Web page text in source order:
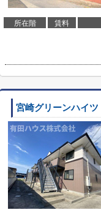
所在階 賃料
宮崎グリーンハイツ